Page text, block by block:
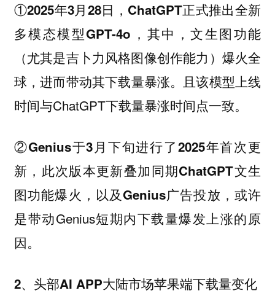
①2025年3月28日，ChatGPT正式推出全新
多模态模型GPT-4o，其中，文生图功能
（尤其是吉卜力风格图像创作能力）爆火全
球 ，进而带动其下载量暴涨。且该模型上线
时间与ChatGPT下载量暴涨时间点一致。
②Genius于3月下旬进行了2025年首次更
新，此次版本更新叠加同期ChatGPT文生
图功能爆火，以及Genius广告投放， 或许
是带动Genius短期内下载量爆发上涨的原
因。
2、头部AI APP大陆市场苹果端下载量变化